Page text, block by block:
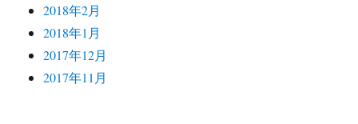
2018年2月
2018年1月
2017年12月
2017年11月